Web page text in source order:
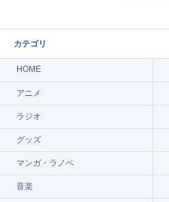
カテゴリ
HOME
アニメ
ラジオ
グッズ
マンガ・ラノベ
音楽